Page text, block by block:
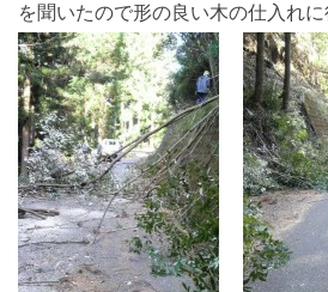
を聞いたので形の良い木の仕入れに